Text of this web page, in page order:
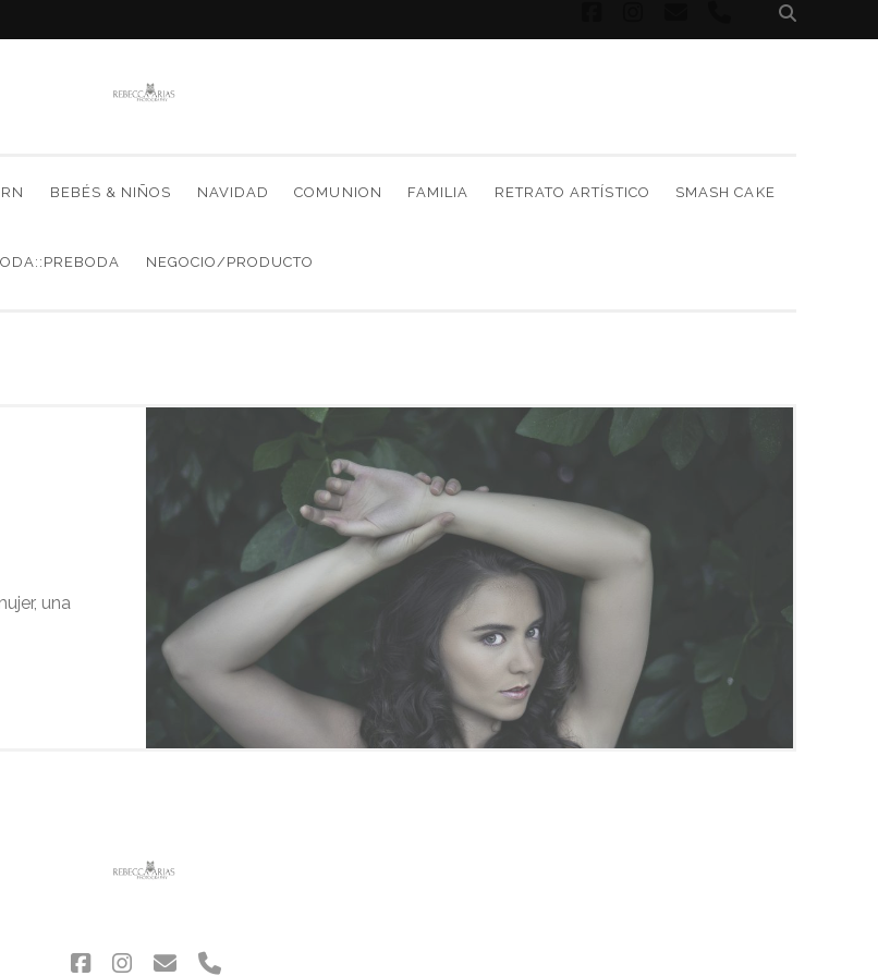
phone
BEBÉS & NIÑOS NAVIDAD COMUNION FAMILIA RETRATO ARTÍSTICO SMASH CAKE
NEGOCIO/PRODUCTO
una
facebook
instagram
correophone